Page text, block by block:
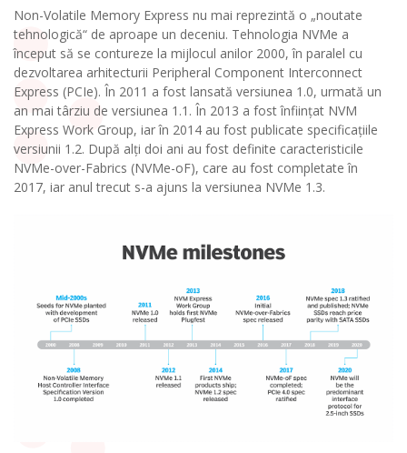
Non-Volatile Memory Express nu mai reprezintă o „noutate
tehnologică“ de aproape un deceniu. Tehnologia NVMe a
început să se contureze la mijlocul anilor 2000, în paralel cu
dezvoltarea arhitecturii Peripheral Component Interconnect
Express (PCIe). În 2011 a fost lansată versiunea 1.0, urmată un
an mai târziu de versiunea 1.1. În 2013 a fost înființat NVM
Express Work Group, iar în 2014 au fost publicate specificațiile
versiunii 1.2. După alți doi ani au fost definite caracteristicile
NVMe-over-Fabrics (NVMe-oF), care au fost completate în
2017, iar anul trecut s-a ajuns la versiunea NVMe 1.3.